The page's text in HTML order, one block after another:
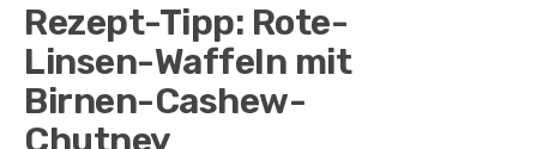
Rezept-Tipp: Rote-
Linsen-Waffeln mit
Birnen-Cashew-